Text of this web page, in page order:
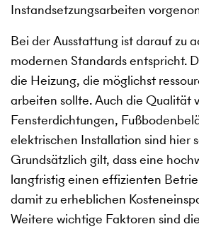
Instandsetzungsarbeiten
Bei der Ausstattung ist darauf zu
modernen Standards entspricht.
die Heizung, die möglichst
arbeiten sollte. Auch die Qualität
Fensterdichtungen,
elektrischen Installation sind hier
Grundsätzlich gilt, dass eine
langfristig einen effizienten
damit zu erheblichen
Weitere wichtige Faktoren sind